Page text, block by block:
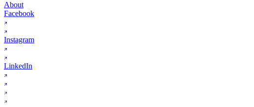
About
Facebook
Instagram
LinkedIn